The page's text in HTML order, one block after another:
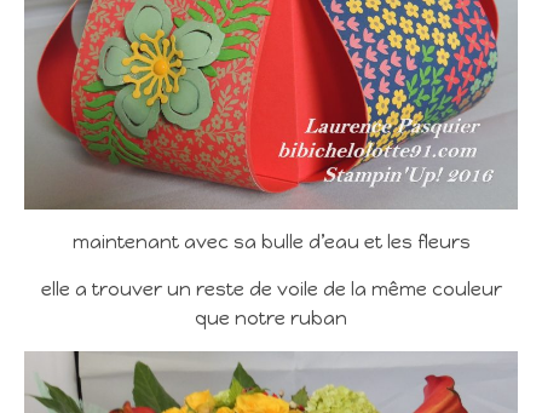
maintenant avec sa bulle d’eau et les fleurs
elle a trouver un reste de voile de la même couleur
que notre ruban